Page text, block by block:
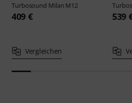
Turbosound Milan M12
409 €
Vergleichen
539